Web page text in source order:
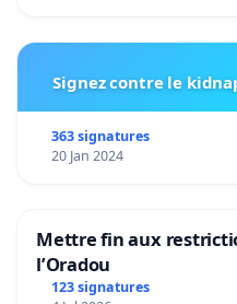
Signez contre le
363 signatures
20 Jan 2024
Mettre fin aux
l’Oradou
123 signatures